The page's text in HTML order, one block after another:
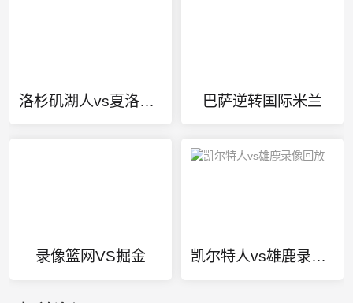
洛杉矶湖人vs夏洛特黄蜂 巴萨逆转国际米兰
录像篮网VS掘金 凯尔特人vs雄鹿录像回放